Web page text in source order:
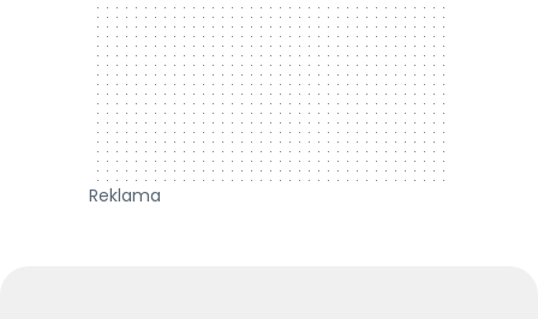
Reklama